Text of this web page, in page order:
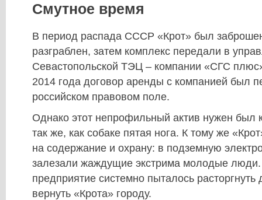
Смутное время
В период распада СССР «Крот» был
разграблен, затем комплекс передали в
Севастопольской ТЭЦ – компании «СГС
2014 года договор аренды с компанией был
российском правовом поле.
Однако этот непрофильный актив нужен был
так же, как собаке пятая нога. К тому же
на содержание и охрану: в подземную
залезали жаждущие экстрима молодые
предприятие системно пыталось
вернуть «Крота» городу.